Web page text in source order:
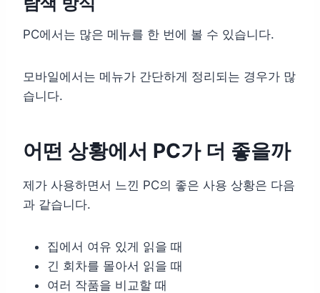
PC에서는 많은 메뉴를 한 번에 볼 수 있습니다.
모바일에서는 메뉴가 간단하게 정리되는 경우가 많
습니다.
어떤 상황에서 PC가 더 좋을까
제가 사용하면서 느낀 PC의 좋은 사용 상황은 다음
과 같습니다.
집에서 여유 있게 읽을 때
긴 회차를 몰아서 읽을 때
여러 작품을 비교할 때